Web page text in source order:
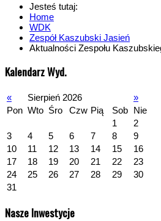
Jesteś tutaj:
Home
WDK
Zespół Kaszubski Jasień
Aktualności Zespołu
Kalendarz Wyd.
« Sierpień 2026
»
Pon Wto Śro Czw Pią Sob Nie
1
2
3
4 5 6 7 8
9
10
11 12 13 14 15
16
17
18 19 20 21 22
23
24
25 26 27 28 29
30
31
Nasze Inwestycje